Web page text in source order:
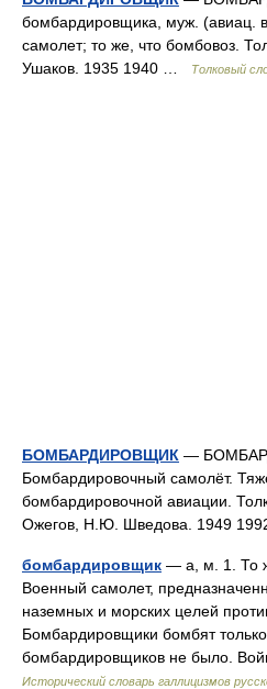
бомбардировщика, муж. (авиац.
самолет; то же, что бомбовоз.
Ушаков. 1935 1940 …
Толковый
БОМБАРДИРОВЩИК —
Бомбардировочный самолёт.
бомбардировочной авиации.
Ожегов, Н.Ю. Шведова. 1949
бомбардировщик — а, м. 1. То
Военный самолет,
наземных и морских целей
Бомбардировщики бомбят
бомбардировщиков не было.
Исторический словарь галлицизмов